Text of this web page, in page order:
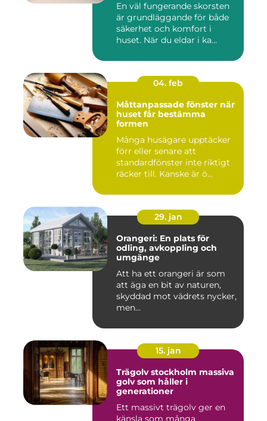
En väl fungerande skorsten
är grundläggande för både
säkerhet och komfort i
huset. När du eldar i ka...
04. feb
Måttanpassade fönster när
huset får bestämma
formen
Många husägare upptäcker
förr eller senare att
standardfönster inte riktigt
räcker till. Kanske är ö...
29. jan
Orangeri: En plats för
odling, avkoppling och
umgänge
Att ha ett orangeri är som
att äga en bit av naturen,
skyddad mot vädrets nycker,
men...
15. jan
Trägolv stockholm massiva
golv som håller i
generationer
Ett massivt trägolv ger en
känsla som många